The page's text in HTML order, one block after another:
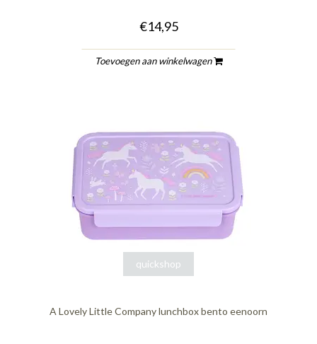
€14,95
Toevoegen aan winkelwagen
quickshop
A Lovely Little Company lunchbox bento eenoorn